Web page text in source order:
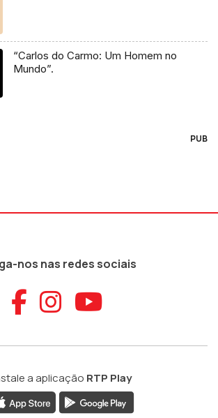
“Carlos do Carmo: Um Homem no
Mundo”.
PUB
nos nas redes sociais
Aceder ao
Aceder ao
Aceder
a aplicação RTP Play